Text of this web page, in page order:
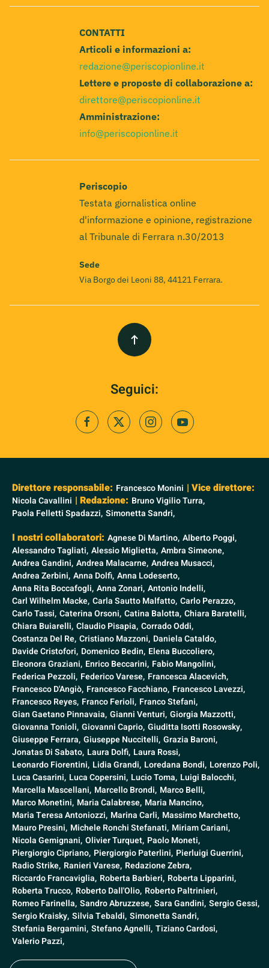
CONTATTI
Articoli e informazioni a:
redazione@periscopionline.it
Lettere e proposte di collaborazione a:
direttore@periscopionline.it
Amministrazione:
info@periscopionline.it
Periscopio
Testata giornalistica online
d'informazione e opinione, registrazione
al Tribunale di Ferrara n.30/2013
Sede
Via Borgo dei Leoni 88, 44121 Ferrara.
Seguici:
Direttore responsabile: Francesco Monini | Vice direttore:
Nicola Cavallini | Redazione: Bruno Vigilio Turra,
Paola Felletti Spadazzi, Simonetta Sandri,
I nostri collaboratori: Agnese Di Martino, Alberto Poggi,
Alessandro Tagliati, Alessio Miglietta, Ambra Simeone,
Andrea Gandini, Andrea Malacarne, Andrea Musacci,
Andrea Zerbini, Anna Dolfi, Anna Lodeserto,
Anna Rita Boccafogli, Anna Zonari, Antonio Indelli,
Carl Wilhelm Macke, Carla Sautto Malfatto, Carlo Perazzo,
Carlo Tassi, Caterina Orsoni, Catina Balotta, Chiara Baratelli,
Chiara Buiarelli, Claudio Pisapia, Corrado Oddi,
Costanza Del Re, Cristiano Mazzoni, Daniela Cataldo,
Davide Cristofori, Domenico Bedin, Elena Buccoliero,
Eleonora Graziani, Enrico Beccarini, Fabio Mangolini,
Federica Pezzoli, Federico Varese, Francesca Alacevich,
Francesco D'Angiò, Francesco Facchiano, Francesco Lavezzi,
Francesco Reyes, Franco Ferioli, Franco Stefani,
Gian Gaetano Pinnavaia, Gianni Venturi, Giorgia Mazzotti,
Giovanna Tonioli, Giovanni Caprio, Giuditta Isotti Rosowsky,
Giuseppe Ferrara, Giuseppe Nuccitelli, Grazia Baroni,
Jonatas Di Sabato, Laura Dolfi, Laura Rossi,
Leonardo Fiorentini, Lidia Grandi, Loredana Bondi, Lorenzo Poli,
Luca Casarini, Luca Copersini, Lucio Toma, Luigi Balocchi,
Marcella Mascellani, Marcello Brondi, Marco Belli,
Marco Monetini, Maria Calabrese, Maria Mancino,
Maria Teresa Antoniozzi, Marina Carli, Massimo Marchetto,
Mauro Presini, Michele Ronchi Stefanati, Miriam Cariani,
Nicola Gemignani, Olivier Turquet, Paolo Moneti,
Piergiorgio Cipriano, Piergiorgio Paterlini, Pierluigi Guerrini,
Radio Strike, Ranieri Varese, Redazione Zebra,
Riccardo Francaviglia, Roberta Barbieri, Roberta Lipparini,
Roberta Trucco, Roberto Dall'Olio, Roberto Paltrinieri,
Romeo Farinella, Sandro Abruzzese, Sara Gandini, Sergio Gessi,
Sergio Kraisky, Silvia Tebaldi, Simonetta Sandri,
Stefania Bergamini, Stefano Agnelli, Tiziano Cardosi,
Valerio Pazzi,